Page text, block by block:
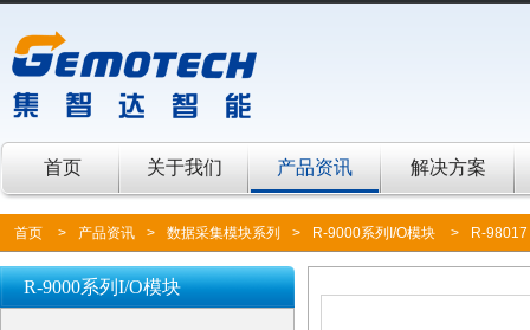
首页 关于我们 产品资讯 解决方案
首页 > 产品资讯 > 数据采集模块系列 > R-9000系列I/O模块 > R-98017
R-9000系列I/O模块